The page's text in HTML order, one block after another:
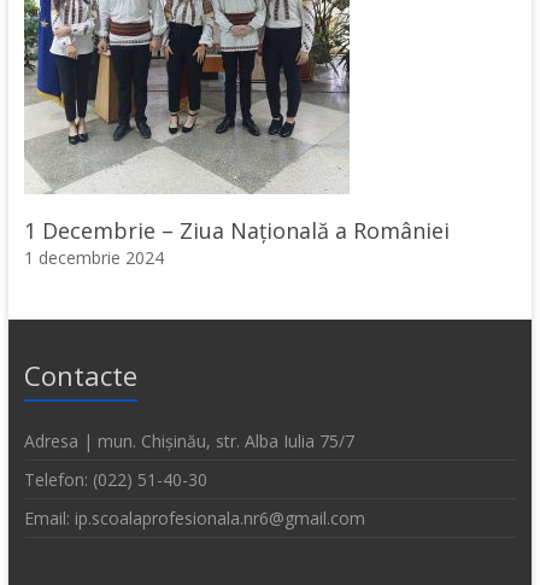
1 Decembrie – Ziua Națională a României
1 decembrie 2024
Contacte
Adresa | mun. Chișinău, str. Alba Iulia 75/7
Telefon: (022) 51-40-30
Email: ip.scoalaprofesionala.nr6@gmail.com